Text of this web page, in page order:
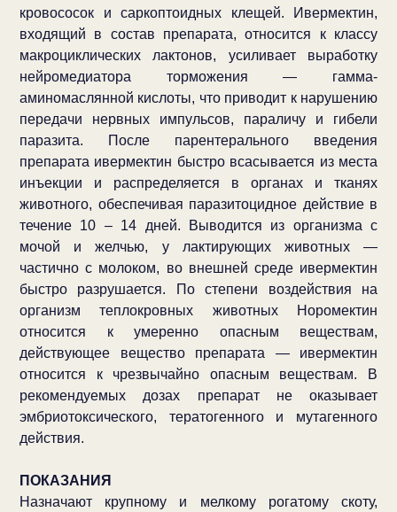
кровососок и саркоптоидных клещей. Ивермектин,
входящий в состав препарата, относится к классу
макроциклических лактонов, усиливает выработку
нейромедиатора торможения — гамма-
аминомаслянной кислоты, что приводит к нарушению
передачи нервных импульсов, параличу и гибели
паразита. После парентерального введения
препарата ивермектин быстро всасывается из места
инъекции и распределяется в органах и тканях
животного, обеспечивая паразитоцидное действие в
течение 10 – 14 дней. Выводится из организма с
мочой и желчью, у лактирующих животных —
частично с молоком, во внешней среде ивермектин
быстро разрушается. По степени воздействия на
организм теплокровных животных Норомектин
относится к умеренно опасным веществам,
действующее вещество препарата — ивермектин
относится к чрезвычайно опасным веществам. В
рекомендуемых дозах препарат не оказывает
эмбриотоксического, тератогенного и мутагенного
действия.
ПОКАЗАНИЯ
Назначают крупному и мелкому рогатому скоту,